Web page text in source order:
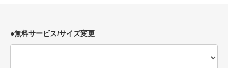
●無料サービス/サイズ変更